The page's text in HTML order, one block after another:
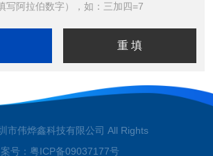
写阿拉伯数字），如：三加四=7
市伟烨鑫科技有限公司 All Rights
号： 粤ICP备09037177号